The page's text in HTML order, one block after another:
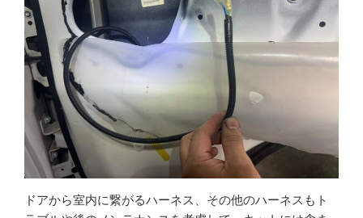
ドアから室内に繋がるハーネス、その他のハーネスもト